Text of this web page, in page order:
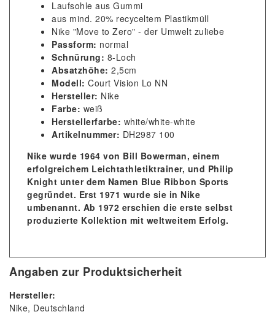
Laufsohle aus Gummi
aus mind. 20% recyceltem Plastikmüll
Nike "Move to Zero" - der Umwelt zuliebe
Passform: normal
Schnürung: 8-Loch
Absatzhöhe: 2,5cm
Modell: Court Vision Lo NN
Hersteller: Nike
Farbe: weiß
Herstellerfarbe: white/white-white
Artikelnummer: DH2987 100
Nike wurde 1964 von Bill Bowerman, einem
erfolgreichem Leichtathletiktrainer, und Philip
Knight unter dem Namen Blue Ribbon Sports
gegründet. Erst 1971 wurde sie in Nike
umbenannt. Ab 1972 erschien die erste selbst
produzierte Kollektion mit weltweitem Erfolg.
Angaben zur Produktsicherheit
Hersteller:
Nike Deutschland